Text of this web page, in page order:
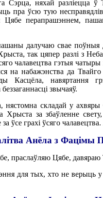
Сэрца, няхай разліецца
пра ўсю тую
Цябе перапрашэннем,
далучаю свае поўныя
так цяпер разлі з
чалавецтва гэтыя чатыры
на набажэнства да Твайго
Касцёла, навяртання
звычаяў.
складай у ахвяры
Хрыста за збаўленне
ўсе грахі ўсяго
Анёла з Фацімы
праслаўляю Цябе, давяраю
для тых, хто не верыць у